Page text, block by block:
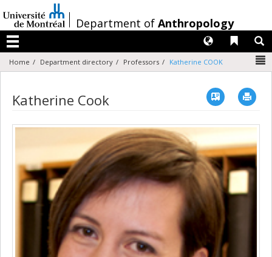
au
contenu
/Department of Anthropology
Menu
Liens
Langues
Home Department directory Professors Katherine COOK
Katherine Cook Vcard